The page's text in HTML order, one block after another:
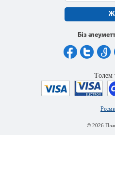
Біз
© 2026
Төлем